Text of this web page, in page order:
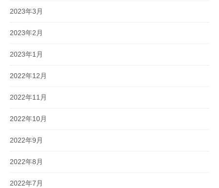
2023年3月
2023年2月
2023年1月
2022年12月
2022年11月
2022年10月
2022年9月
2022年8月
2022年7月